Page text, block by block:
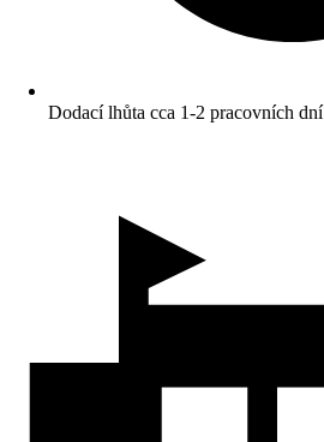
Dodací lhůta cca 1-2 pracovních dní